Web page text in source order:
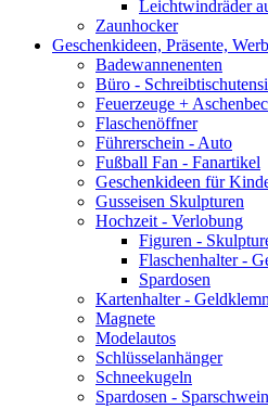
Leichtwindräder
Zaunhocker
Geschenkideen, Präsente,
Badewannenenten
Büro -
Feuerzeuge +
Flaschenöffner
Führerschein - Auto
Fußball Fan - Fanartikel
Geschenkideen für
Gusseisen Skulpturen
Hochzeit - Verlobung
Figuren -
Flaschenhalter -
Spardosen
Kartenhalter -
Magnete
Modelautos
Schlüsselanhänger
Schneekugeln
Spardosen - Sparschwein